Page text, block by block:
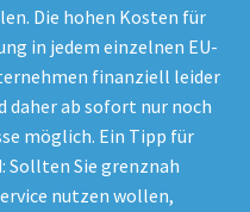
Die hohen Kosten für
in jedem einzelnen EU-
finanziell leider
daher ab sofort nur noch
möglich. Ein Tipp für
Sollten Sie grenznah
nutzen wollen,